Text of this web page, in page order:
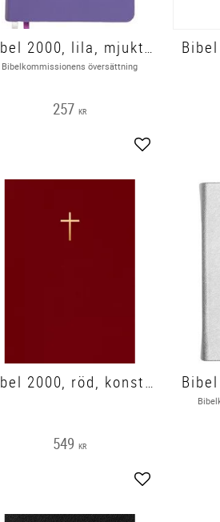
Bibel 2000, lila, mjukt band 185x135x40mm
Bibelkommissionens översättning
257 KR
Lägg till i
Bibel 2000, röd, konstskinn, 200x150x33mm, guldsnitt
549 KR
Lägg till i